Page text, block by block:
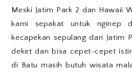
Meski Jatim Park 2 dan Hawaii
kami sepakat untuk nginep
kecapekan sepulang dari Jatim
deket dan bisa cepet-cepet
di Batu masih butuh wisata